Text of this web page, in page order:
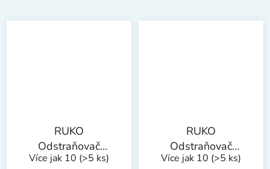
RUKO
Odstraňovač
otřepů v trubkách
Více jak 10 (>5 ks)
RUKO
Odstraňovač
otřepů s výměnou
Více jak 10 (>5 ks)